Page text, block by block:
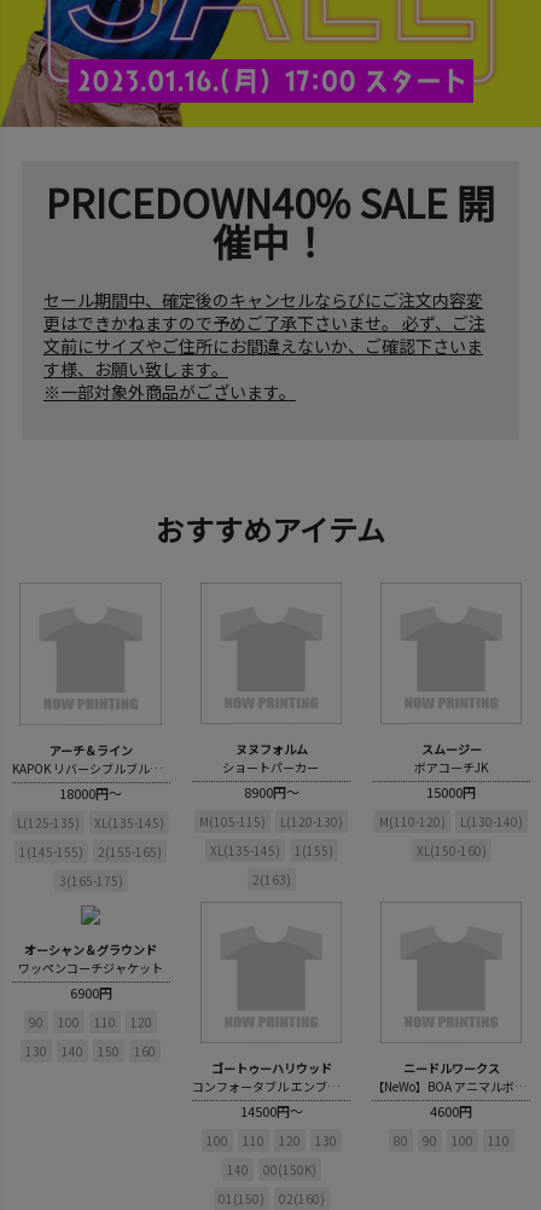
PRICEDOWN40% SALE 開
催中！
セール期間中、確定後のキャンセルならびにご注文内容変
更はできかねますので予めご了承下さいませ。 必ず、ご注
文前にサイズやご住所にお間違えないか、ご確認下さいま
す様、お願い致します。
※一部対象外商品がございます。
おすすめアイテム
アーチ＆ライン
KAPOK リバーシブルブルゾン
18000円～
L(125-135)
XL(135-145)
1(145-155)
2(155-165)
3(165-175)
ヌヌフォルム
ショートパーカー
8900円～
M(105-115)
L(120-130)
XL(135-145)
1(155)
2(163)
スムージー
ボアコーチJK
15000円
M(110-120)
L(130-140)
XL(150-160)
オーシャン＆グラウンド
ワッペンコーチジャケット
6900円
90 100 110
120
130
140 150
160
ゴートゥーハリウッド
コンフォータブル エンブロイダリー PN
14500円～
100 110 120
130
140
00(150K)
01(150)
02(160)
ニードルワークス
【NeWo】BOA アニマルボアジャケット
4600円
80 90 100 110